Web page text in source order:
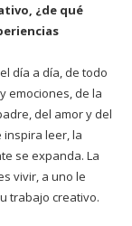
¿de qué
día a día, de todo
emociones, de la
del amor y del
leer, la
se expanda. La
vivir, a uno le
trabajo creativo.